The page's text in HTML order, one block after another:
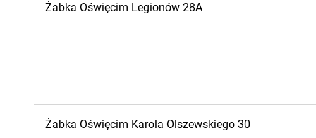
Żabka Oświęcim Legionów 28A
Żabka Oświęcim Karola Olszewskiego 30